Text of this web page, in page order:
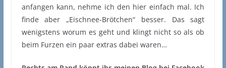
anfangen kann, nehme ich den hier einfach mal. Ich
finde aber „Eischnee-Brötchen“ besser. Das sagt
wenigstens worum es geht und klingt nicht so als ob
beim Furzen ein paar extras dabei waren…